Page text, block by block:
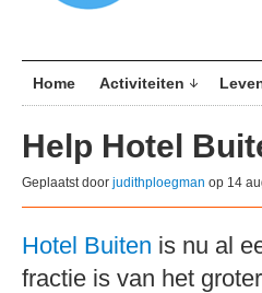
Home Activiteiten
Help Hotel
Geplaatst door judithploegman op 14
Hotel Buiten is nu al
fractie is van het